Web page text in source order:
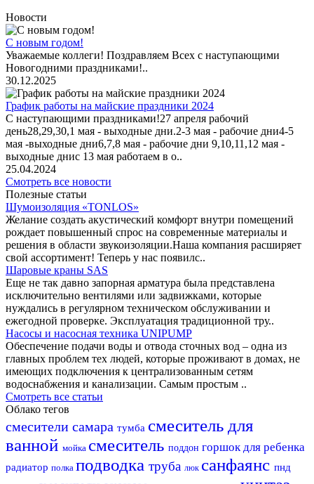
Новости
С новым годом!
Уважаемые коллеги! Поздравляем Всех с наступающими
Новогодними праздниками!..
30.12.2025
График работы на майские праздники 2024
С наступающими праздниками!27 апреля рабочий
день28,29,30,1 мая - выходные дни.2-3 мая - рабочие дни4-5
мая -выходные дни6,7,8 мая - рабочие дни 9,10,11,12 мая -
выходные днис 13 мая работаем в о..
25.04.2024
Смотреть все новости
Полезные статьи
Шумоизоляция «TONLOS»
Желание создать акустический комфорт внутри помещений
рождает повышенный спрос на современные материалы и
решения в области звукоизоляции.Наша компания расширяет
свой ассортимент! Теперь у нас появилс..
Шаровые краны SAS
Еще не так давно запорная арматура была представлена
исключительно вентилями или задвижками, которые
нуждались в регулярном техническом обслуживании и
ежегодной проверке. Эксплуатация традиционной тру..
Насосы и насосная техника UNIPUMP
Обеспечение подачи воды и отвода сточных вод – одна из
главных проблем тех людей, которые проживают в домах, не
имеющих подключения к централизованным сетям
водоснабжения и канализации. Самым простым ..
Смотреть все статьи
Облако тегов
смесители самара тумба смеситель для
ванной мойка смеситель поддон горшок для ребенка
радиатор полка подводка труба люк санфаянс пнд